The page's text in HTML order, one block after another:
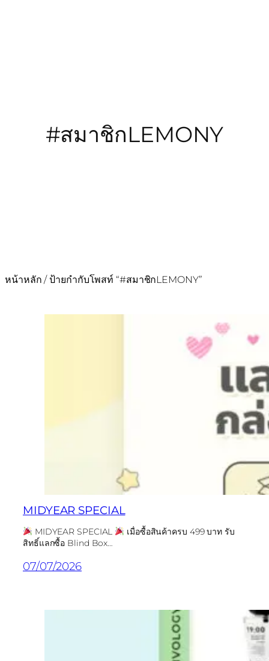
#สมาชิกLEMONY
หน้าหลัก / ป้ายกำกับโพสท์ “#สมาชิกLEMONY”
MIDYEAR SPECIAL
MIDYEAR SPECIAL
เมื่อซื้อสินค้าครบ 499 บาท รับ
สิทธิ์แลกซื้อ Blind Box…
07/07/2026